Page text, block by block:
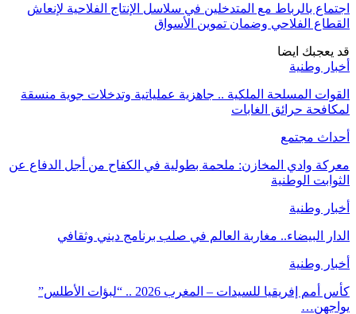
اجتماع بالرباط مع المتدخلين في سلاسل الإنتاج الفلاحية لإنعاش
القطاع الفلاحي وضمان تموين الأسواق
قد يعجبك ايضا
أخبار وطنية
القوات المسلحة الملكية .. جاهزية عملياتية وتدخلات جوية منسقة
لمكافحة حرائق الغابات
أحداث مجتمع
معركة وادي المخازن: ملحمة بطولية في الكفاح من أجل الدفاع عن
الثوابت الوطنية
أخبار وطنية
الدار البيضاء.. مغاربة العالم في صلب برنامج ديني وثقافي
أخبار وطنية
كأس أمم إفريقيا للسيدات – المغرب 2026 .. “لبؤات الأطلس”
يواجهن…